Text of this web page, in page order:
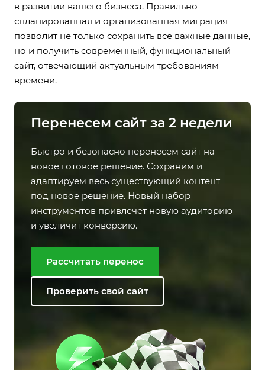
в развитии вашего бизнеса. Правильно
спланированная и организованная миграция
позволит не только сохранить все важные данные,
но и получить современный, функциональный
сайт, отвечающий актуальным требованиям
времени.
Перенесем сайт за 2 недели
Быстро и безопасно перенесем сайт на
новое готовое решение. Сохраним и
адаптируем весь существующий контент
под новое решение. Новый набор
инструментов привлечет новую аудиторию
и увеличит конверсию.
Рассчитать перенос
Проверить свой сайт